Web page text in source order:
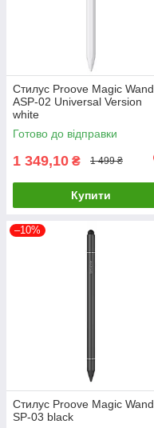
Стилус Proove Magic Wand
ASP-02 Universal Version
white
Готово до відправки
1 349,10 ₴ 1 499 ₴
Купити
–10%
Стилус Proove Magic Wand
SP-03 black